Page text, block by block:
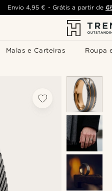
Malas e Carteiras Roupa
Envio 4,95 € - Grátis a partir de